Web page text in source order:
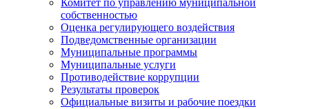
Комитет по управлению муниципальной
собственностью
Оценка регулирующего воздействия
Подведомственные организации
Муниципальные программы
Муниципальные услуги
Противодействие коррупции
Результаты проверок
Официальные визиты и рабочие поездки